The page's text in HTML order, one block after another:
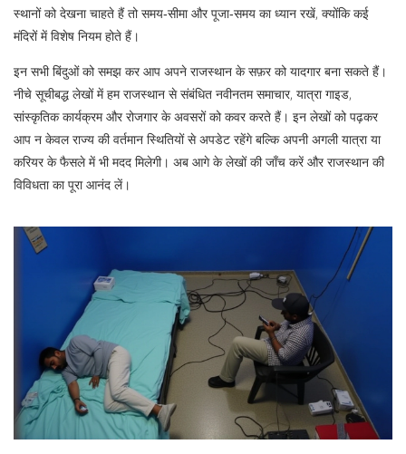
स्थानों को देखना चाहते हैं तो समय‑सीमा और पूजा‑समय का ध्यान रखें, क्योंकि कई
मंदिरों में विशेष नियम होते हैं।
इन सभी बिंदुओं को समझ कर आप अपने राजस्थान के सफ़र को यादगार बना सकते हैं।
नीचे सूचीबद्ध लेखों में हम राजस्थान से संबंधित नवीनतम समाचार, यात्रा गाइड,
सांस्कृतिक कार्यक्रम और रोजगार के अवसरों को कवर करते हैं। इन लेखों को पढ़कर
आप न केवल राज्य की वर्तमान स्थितियों से अपडेट रहेंगे बल्कि अपनी अगली यात्रा या
करियर के फैसले में भी मदद मिलेगी। अब आगे के लेखों की जाँच करें और राजस्थान की
विविधता का पूरा आनंद लें।